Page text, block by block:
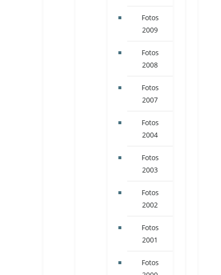
Fotos
2009
Fotos
2008
Fotos
2007
Fotos
2004
Fotos
2003
Fotos
2002
Fotos
2001
Fotos